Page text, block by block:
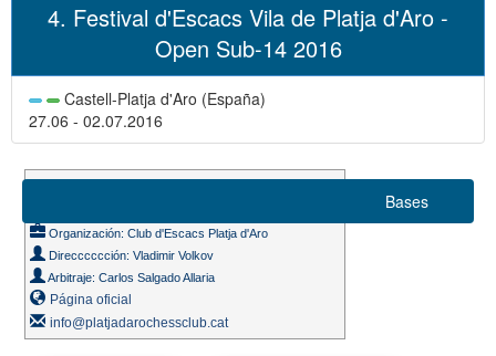
4. Festival d'Escacs Vila de Platja d'Aro -
Open Sub-14 2016
Castell-Platja d'Aro (España)
27.06 - 02.07.2016
Organización: Club d'Escacs Platja d'Aro
Direcccccción: Vladimir Volkov
Arbitraje: Carlos Salgado Allaria
Página oficial
info@platjadarochessclub.cat
Bases